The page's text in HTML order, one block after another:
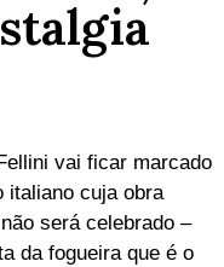
vai ficar marcado
italiano cuja obra
será celebrado –
da fogueira que é o